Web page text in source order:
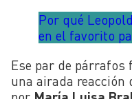
Por qué
en el favorito
Ese par de párrafos
una airada reacción